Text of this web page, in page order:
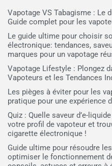
Vapotage VS Tabagisme : Le
Guide complet pour les
Le guide ultime pour choisir
électronique: tendances,
marques pour un vapotage
Vapotage Lifestyle : Plongez
Vapoteurs et les Tendances
Les pièges à éviter pour les
pratique pour une expérience
Quiz : Quelle saveur d’e-
votre profil de vapoteur et
cigarette électronique !
Guide ultime pour résoudre
optimiser le fonctionnement